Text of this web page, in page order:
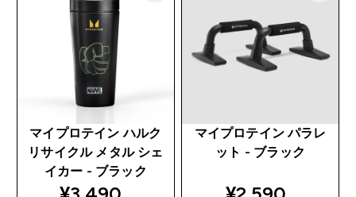
マイプロテイン ハルク
リサイクル メタル シェ
イカー - ブラック
マイプロテイン パラレ
ット - ブラック